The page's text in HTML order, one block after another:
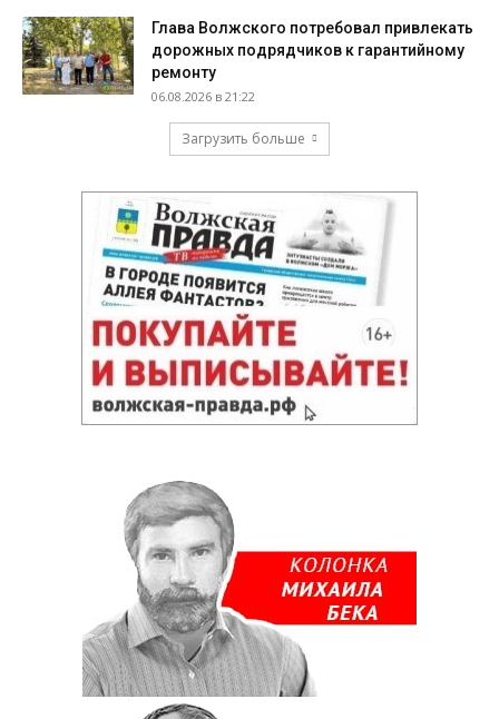
Глава Волжского потребовал привлекать
дорожных подрядчиков к гарантийному
ремонту
06.08.2026 в 21:22
Загрузить больше